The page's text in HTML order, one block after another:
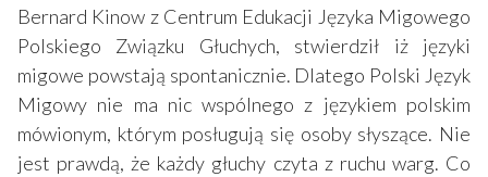
Bernard Kinow z Centrum Edukacji Języka Migowego
Polskiego Związku Głuchych, stwierdził iż języki
migowe powstają spontanicznie. Dlatego Polski Język
Migowy nie ma nic wspólnego z językiem polskim
mówionym, którym posługują się osoby słyszące. Nie
jest prawdą, że każdy głuchy czyta z ruchu warg. Co